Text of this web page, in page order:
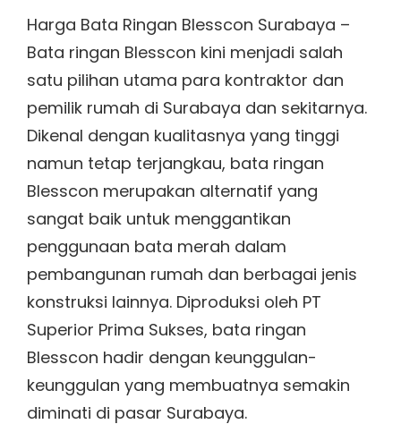
Harga Bata Ringan Blesscon Surabaya –
Bata ringan Blesscon kini menjadi salah
satu pilihan utama para kontraktor dan
pemilik rumah di Surabaya dan sekitarnya.
Dikenal dengan kualitasnya yang tinggi
namun tetap terjangkau, bata ringan
Blesscon merupakan alternatif yang
sangat baik untuk menggantikan
penggunaan bata merah dalam
pembangunan rumah dan berbagai jenis
konstruksi lainnya. Diproduksi oleh PT
Superior Prima Sukses, bata ringan
Blesscon hadir dengan keunggulan-
keunggulan yang membuatnya semakin
diminati di pasar Surabaya.